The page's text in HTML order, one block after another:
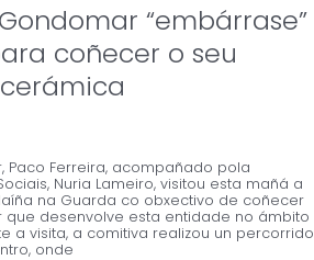
“embárrase”
coñecer o seu
Paco Ferreira, acompañado pola
Nuria Lameiro, visitou esta mañá a
na Guarda co obxectivo de coñecer
desenvolve esta entidade no ámbito
a visita, a comitiva realizou un percorrido
onde